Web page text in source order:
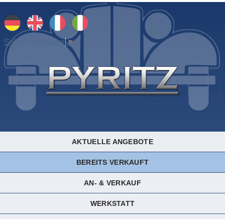
Select Language▼
AKTUELLE ANGEBOTE
BEREITS VERKAUFT
AN- & VERKAUF
WERKSTATT